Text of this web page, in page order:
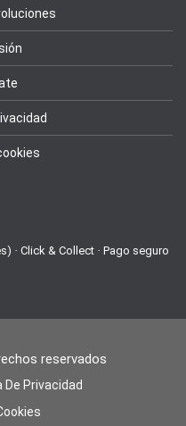
· Click & Collect · Pago seguro
reservados
Privacidad